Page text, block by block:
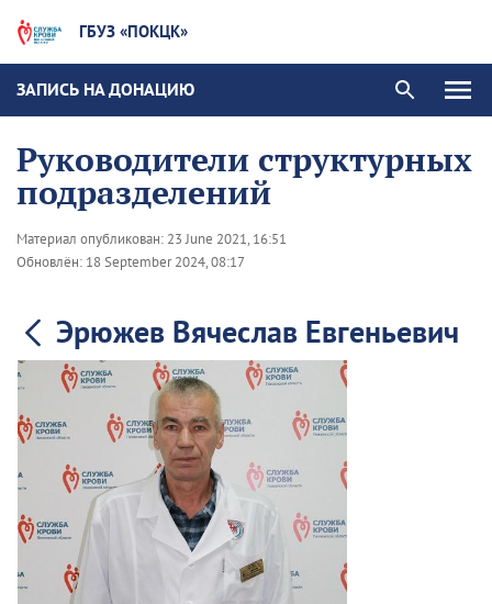
ГБУЗ «ПОКЦК»
ЗАПИСЬ НА ДОНАЦИЮ
Руководители структурных
подразделений
Материал опубликован: 23 June 2021, 16:51
Обновлён: 18 September 2024, 08:17
Эрюжев Вячеслав Евгеньевич